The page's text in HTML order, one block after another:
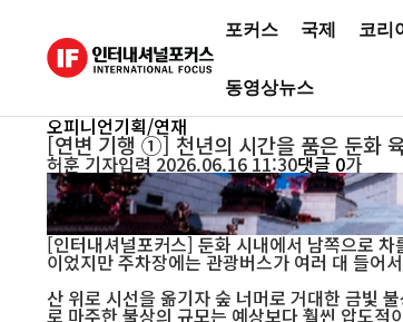
포커스 국제 코리
동영상뉴스
오피니언기획/연재
[연변 기행 ①] 천년의 시간을 품은 둔화
허훈기자입력 2026.06.16 11:30댓글 0가
중국 길림성 둔화 육정산 문화관광구의 금정대불. 푸른 하늘 아래
세계 최대 규모의 비구니 도량인 정각사와 함께 동북아 불교 성지로
[인터내셔널포커스] 둔화 시내에서 남쪽으로
이었지만 주차장에는 관광버스가 여러 대 들어
산 위로 시선을 옮기자 숲 너머로 거대한 금빛
로 마주한 불상의 규모는 예상보다 훨씬 압도